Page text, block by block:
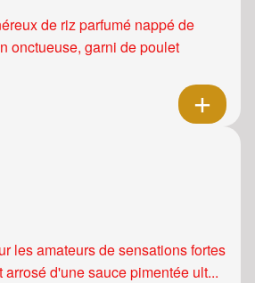
de riz parfumé nappé de
onctueuse, garni de poulet
les amateurs de sensations fortes
d'une sauce pimentée ult...